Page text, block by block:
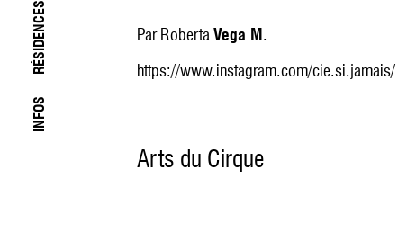
INFOS
RÉSIDENCES Par Roberta Vega M .
https://www.instagram.com/cie.si.jamais/
Arts du Cirque